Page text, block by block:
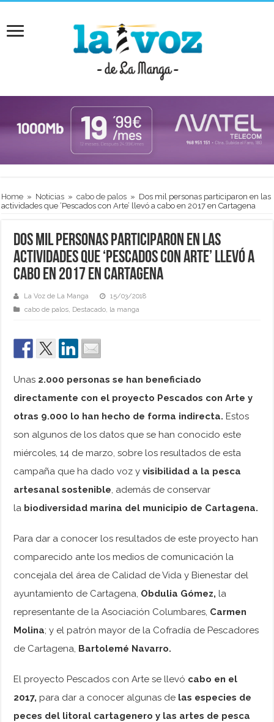
Home » Noticias » cabo de palos » Dos mil personas participaron en las
actividades que ‘Pescados con Arte’ llevó a cabo en 2017 en Cartagena
Dos mil personas participaron en las
actividades que ‘Pescados con Arte’ llevó a
cabo en 2017 en Cartagena
La Voz de La Manga
15/03/2018
cabo de palos, Destacado, la manga
Unas 2.000 personas se han beneficiado
directamente con el proyecto Pescados con Arte y
otras 9.000 lo han hecho de forma indirecta. Estos
son algunos de los datos que se han conocido este
miércoles, 14 de marzo, sobre los resultados de esta
campaña que ha dado voz y visibilidad a la pesca
artesanal sostenible, además de conservar
la biodiversidad marina del municipio de Cartagena.
Para dar a conocer los resultados de este proyecto han
comparecido ante los medios de comunicación la
concejala del área de Calidad de Vida y Bienestar del
ayuntamiento de Cartagena, Obdulia Gómez, la
representante de la Asociación Columbares, Carmen
Molina; y el patrón mayor de la Cofradía de Pescadores
de Cartagena, Bartolemé Navarro.
El proyecto Pescados con Arte se llevó cabo en el
2017, para dar a conocer algunas de las especies de
peces del litoral cartagenero y las artes de pesca